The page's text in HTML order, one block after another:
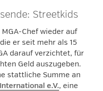
Streetkids
Chef wieder auf
er seit mehr als 15
darauf verzichtet, für
Geld auszugeben.
stattliche Summe an
e.V., eine